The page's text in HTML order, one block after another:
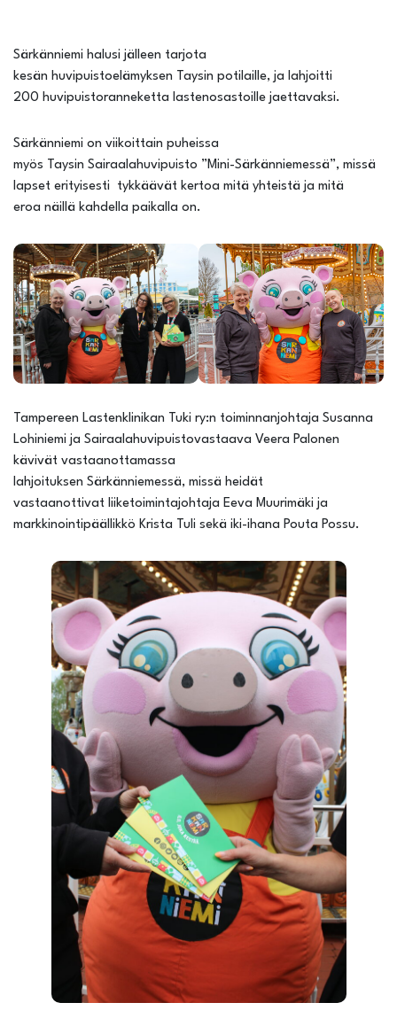
Särkänniemi halusi jälleen tarjota
kesän huvipuistoelämyksen Taysin potilaille, ja lahjoitti
200 huvipuistoranneketta lastenosastoille jaettavaksi.
Särkänniemi on viikoittain puheissa
myös Taysin Sairaalahuvipuisto ”Mini-Särkänniemessä”, missä
lapset erityisesti tykkäävät kertoa mitä yhteistä ja mitä
eroa näillä kahdella paikalla on.
Tampereen Lastenklinikan Tuki ry:n toiminnanjohtaja Susanna
Lohiniemi ja Sairaalahuvipuistovastaava Veera Palonen
kävivät vastaanottamassa
lahjoituksen Särkänniemessä, missä heidät
vastaanottivat liiketoimintajohtaja Eeva Muurimäki ja
markkinointipäällikkö Krista Tuli sekä iki-ihana Pouta Possu.